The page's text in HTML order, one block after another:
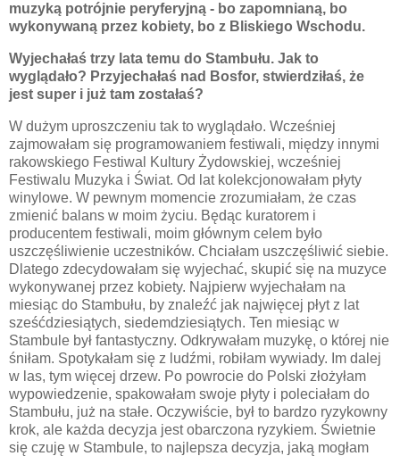
muzyką potrójnie peryferyjną - bo zapomnianą, bo
wykonywaną przez kobiety, bo z Bliskiego Wschodu.
Wyjechałaś trzy lata temu do Stambułu. Jak to
wyglądało? Przyjechałaś nad Bosfor, stwierdziłaś, że
jest super i już tam zostałaś?
W dużym uproszczeniu tak to wyglądało. Wcześniej
zajmowałam się programowaniem festiwali, między innymi
rakowskiego Festiwal Kultury Żydowskiej, wcześniej
Festiwalu Muzyka i Świat. Od lat kolekcjonowałam płyty
winylowe. W pewnym momencie zrozumiałam, że czas
zmienić balans w moim życiu. Będąc kuratorem i
producentem festiwali, moim głównym celem było
uszczęśliwienie uczestników. Chciałam uszczęśliwić siebie.
Dlatego zdecydowałam się wyjechać, skupić się na muzyce
wykonywanej przez kobiety. Najpierw wyjechałam na
miesiąc do Stambułu, by znaleźć jak najwięcej płyt z lat
sześćdziesiątych, siedemdziesiątych. Ten miesiąc w
Stambule był fantastyczny. Odkrywałam muzykę, o której nie
śniłam. Spotykałam się z ludźmi, robiłam wywiady. Im dalej
w las, tym więcej drzew. Po powrocie do Polski złożyłam
wypowiedzenie, spakowałam swoje płyty i poleciałam do
Stambułu, już na stałe. Oczywiście, był to bardzo ryzykowny
krok, ale każda decyzja jest obarczona ryzykiem. Świetnie
się czuję w Stambule, to najlepsza decyzja, jaką mogłam